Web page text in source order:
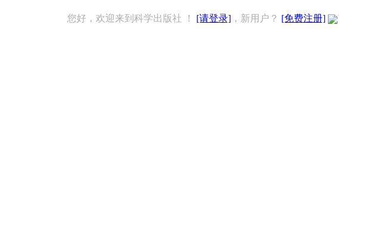
您好，欢迎来到科学出版社 ！ [请登录] ，新用户？ [免费注册]